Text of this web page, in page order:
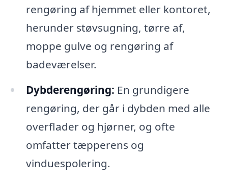
rengøring af hjemmet eller kontoret,
herunder støvsugning, tørre af,
moppe gulve og rengøring af
badeværelser.
Dybderengøring: En grundigere
rengøring, der går i dybden med alle
overflader og hjørner, og ofte
omfatter tæpperens og
vinduespolering.